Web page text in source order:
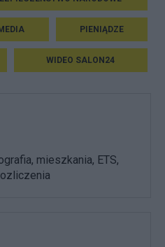
PIENIĄDZE
WIDEO SALON24
mieszkania, ETS,